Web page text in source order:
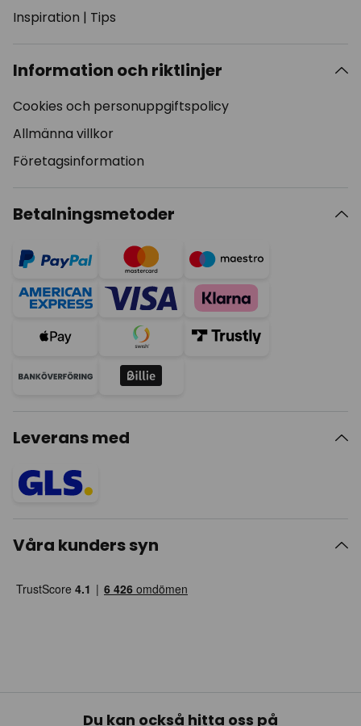
Inspiration | Tips
Information och riktlinjer
Cookies och personuppgiftspolicy
Allmänna villkor
Företagsinformation
Betalningsmetoder
Leverans med
Våra kunders syn
Du kan också hitta oss på